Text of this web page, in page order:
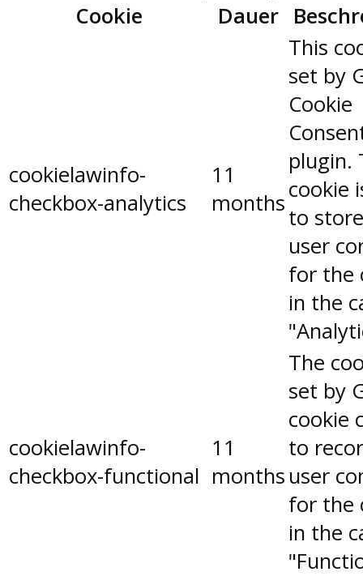
Cookie
Dauer
cookielawinfo-
checkbox-analytics
11
months
This
set by
Cookie
plugin.
cookie
to
user
for the
in the
cookielawinfo-
checkbox-functional
11
months
The
set by
cookie
to
user
for the
in the